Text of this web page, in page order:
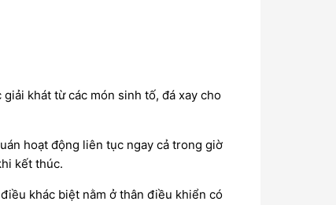
khát từ các món sinh tố, đá xay cho
hoạt động liên tục ngay cả trong giờ
kết thúc.
khác biệt nằm ở thân điều khiển có